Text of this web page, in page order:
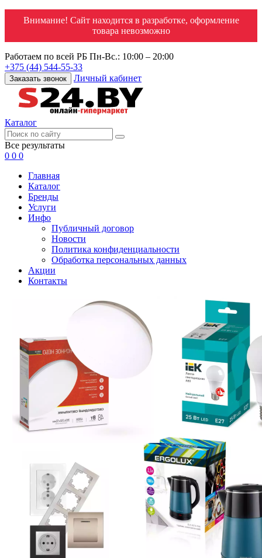
Внимание! Сайт находится в разработке, оформление
товара невозможно
Работаем по всей РБ Пн-Вс.: 10:00 – 20:00
+375 (44) 544-55-33
Заказать звонок Личный кабинет
Каталог
Все результаты
0 0 0
Главная
Каталог
Бренды
Услуги
Инфо
Публичный договор
Новости
Политика конфиденциальности
Обработка персональных данных
Акции
Контакты